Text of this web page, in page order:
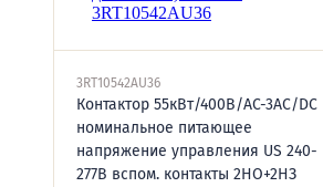
3RT10542AU36
Контактор 55кВт/400В/AC-3AC/DC
номинальное питающее
напряжение управления US 240-
277В вспом. контакты 2НО+2НЗ